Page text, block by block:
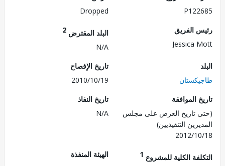
Dropped
الفريق
Jessica
البلد المقترض
تاريخ الإفصاح
2010/10/19
الموافقة
تاريخ العرض على مجلس
التنفيذيين)
2012/
تاريخ النفاذ
N/A
الكلية للمشروع1
الهيئة المنفذة